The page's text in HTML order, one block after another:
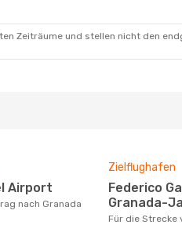
Zeiträume und stellen nicht den
Airport
nach Granada
Zielflughafen
Federico García Lorca
Granada-
Für die